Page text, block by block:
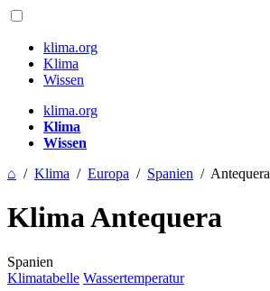
klima.org
Klima
Wissen
klima.org
Klima
Wissen
⌂ / Klima / Europa / Spanien / Antequera
Klima Antequera
Spanien
Klimatabelle Wassertemperatur